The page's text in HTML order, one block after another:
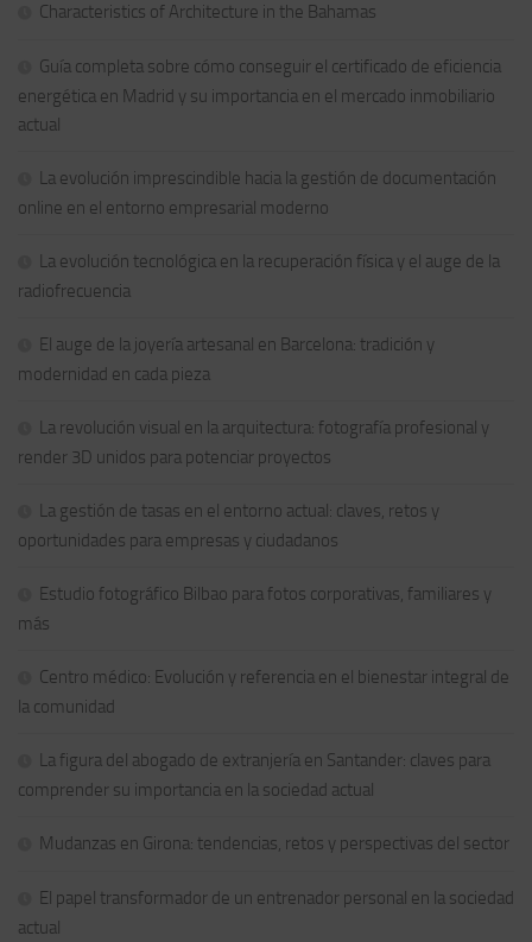
Characteristics of Architecture in the Bahamas
Guía completa sobre cómo conseguir el certificado de eficiencia
energética en Madrid y su importancia en el mercado inmobiliario
actual
La evolución imprescindible hacia la gestión de documentación
online en el entorno empresarial moderno
La evolución tecnológica en la recuperación física y el auge de la
radiofrecuencia
El auge de la joyería artesanal en Barcelona: tradición y
modernidad en cada pieza
La revolución visual en la arquitectura: fotografía profesional y
render 3D unidos para potenciar proyectos
La gestión de tasas en el entorno actual: claves, retos y
oportunidades para empresas y ciudadanos
Estudio fotográfico Bilbao para fotos corporativas, familiares y
más
Centro médico: Evolución y referencia en el bienestar integral de
la comunidad
La figura del abogado de extranjería en Santander: claves para
comprender su importancia en la sociedad actual
Mudanzas en Girona: tendencias, retos y perspectivas del sector
El papel transformador de un entrenador personal en la sociedad
actual